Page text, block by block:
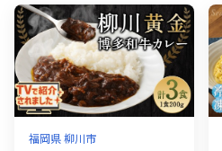
福岡県 柳川市